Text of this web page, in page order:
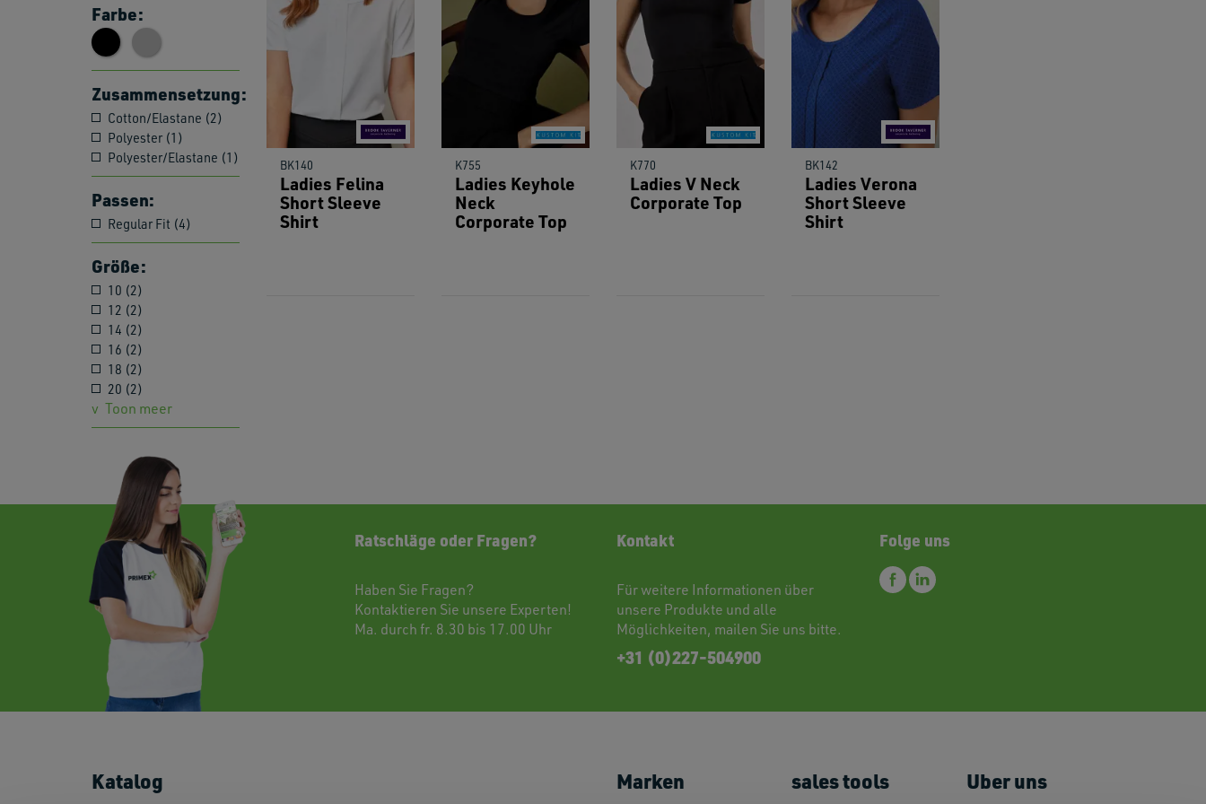
users
use
touch
Farbe:
Zusammensetzung:
Cotton/Elastane (2)
Polyester (1)
Polyester/Elastane (1)
Passen:
Regular Fit (4)
Größe:
10 (2)
12 (2)
14 (2)
16 (2)
18 (2)
20 (2)
Toon meer
BK140
Ladies Felina
Short Sleeve
Shirt
K755
Ladies Keyhole
Neck
Corporate Top
K770
Ladies V Neck
Corporate Top
BK142
Ladies Verona
Short Sleeve
Shirt
Kontakt
Für weitere Informationen über
unsere Produkte und alle
Möglichkeiten, mailen Sie uns bitte.
+31 (0)227-504900
Folge uns
Ratschläge oder Fragen?
Haben Sie Fragen?
Kontaktieren Sie unsere Experten!
Ma. durch fr. 8.30 bis 17.00 Uhr
Katalog Marken sales tools Uber uns